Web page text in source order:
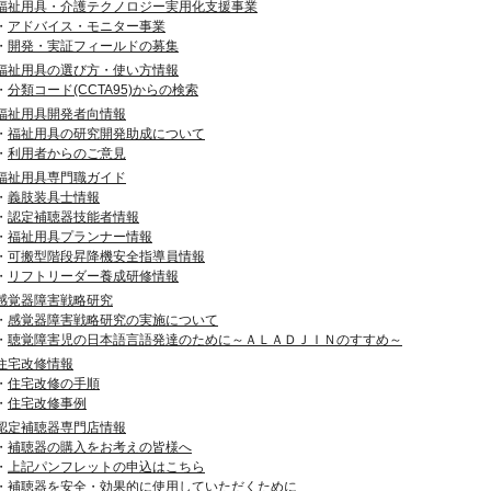
祉用具・介護テクノロジー実用化支援事業
・ アドバイス・モニター事業
・ 開発・実証フィールドの募集
祉用具の選び方・使い方情報
・ 分類コード(CCTA95)からの検索
祉用具開発者向情報
・ 福祉用具の研究開発助成について
・ 利用者からのご意見
祉用具専門職ガイド
・ 義肢装具士情報
・ 認定補聴器技能者情報
・ 福祉用具プランナー情報
・ 可搬型階段昇降機安全指導員情報
・ リフトリーダー養成研修情報
覚器障害戦略研究
・ 感覚器障害戦略研究の実施について
・ 聴覚障害児の日本語言語発達のために～ＡＬＡＤＪＩＮのすすめ～
宅改修情報
・ 住宅改修の手順
・ 住宅改修事例
定補聴器専門店情報
・ 補聴器の購入をお考えの皆様へ
・ 上記パンフレットの申込はこちら
・ 補聴器を安全・効果的に使用していただくために